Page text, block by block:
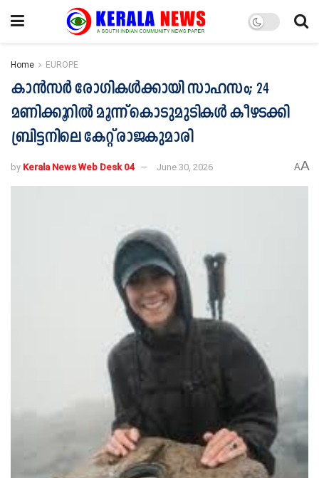
Home EUROPE
കാന്‍സര്‍ രോഗികള്‍ക്കായി സാഹസം; 24
മണിക്കൂറില്‍ മൂന്ന് കൊടുമുടികള്‍ കീഴടക്കി
ബ്രിട്ടനിലെ കേറ്റ് രാജകുമാരി
by Kerala News Web Desk 04 June 30, 2026 AA